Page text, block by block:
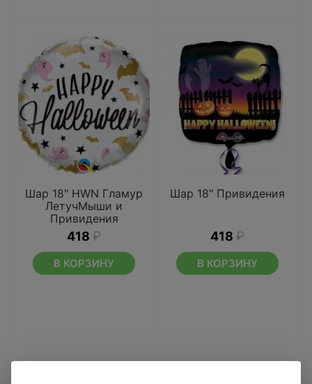
Шар 18" HWN Гламур
ЛетучМыши и
Привидения
418 ₽
В КОРЗИНУ
Шар 18" Привидения
418 ₽
В КОРЗИНУ